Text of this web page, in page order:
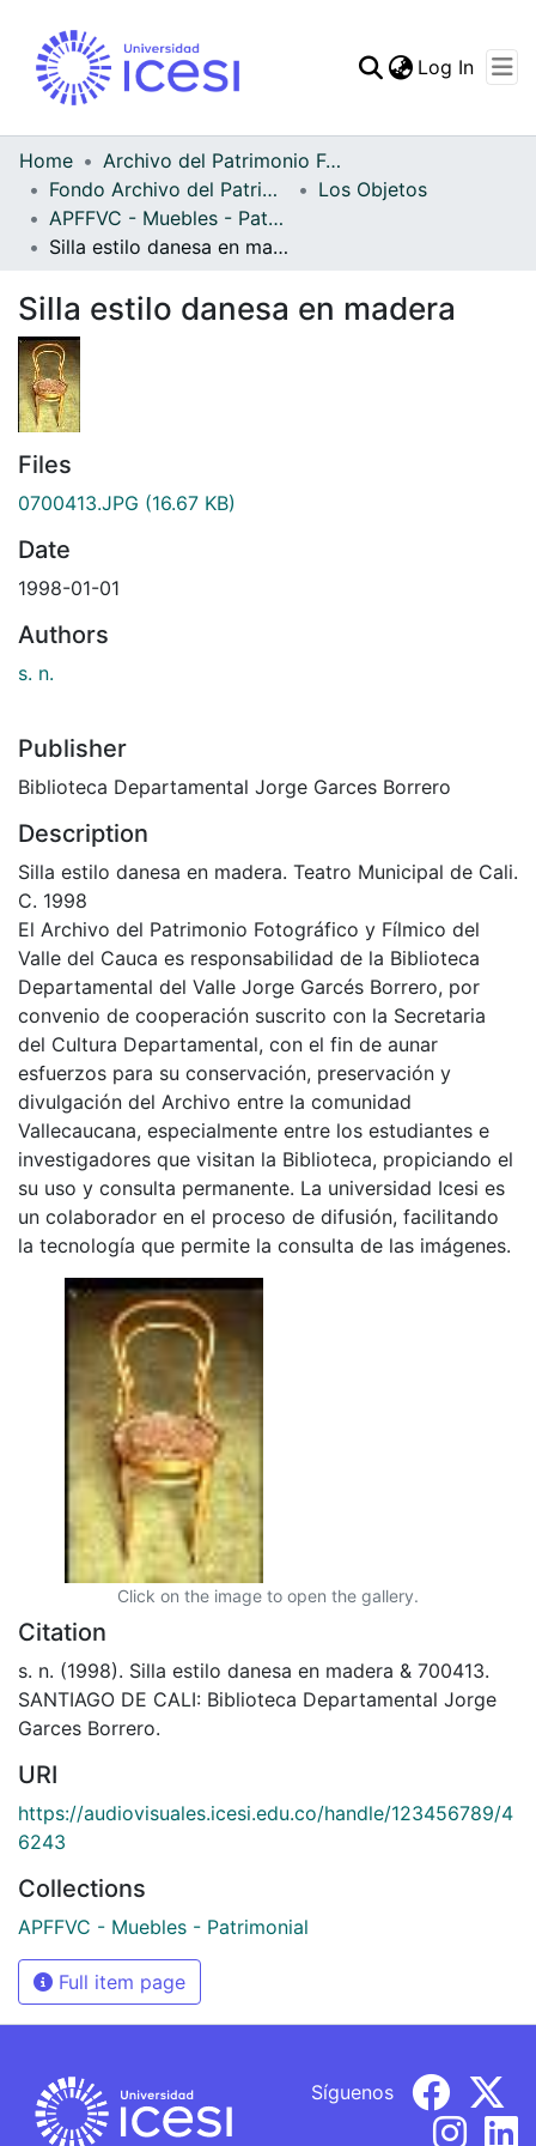
Statistics
Log In
Home
Archivo del Patrimonio Fotográfico y Fílmico del Valle del Cauca
Fondo Archivo del Patrimonio Fotográfico y Fílmico del Valle del Cauca
Los Objetos
APFFVC - Muebles - Patrimonial
Silla estilo danesa en madera
Silla estilo danesa en madera
Files
0700413.JPG (16.67 KB)
Date
1998-01-01
Authors
s. n.
Publisher
Biblioteca Departamental Jorge Garces Borrero
Description
Silla estilo danesa en madera. Teatro Municipal de Cali.
C. 1998
El Archivo del Patrimonio Fotográfico y Fílmico del
Valle del Cauca es responsabilidad de la Biblioteca
Departamental del Valle Jorge Garcés Borrero, por
convenio de cooperación suscrito con la Secretaria
del Cultura Departamental, con el fin de aunar
esfuerzos para su conservación, preservación y
divulgación del Archivo entre la comunidad
Vallecaucana, especialmente entre los estudiantes e
investigadores que visitan la Biblioteca, propiciando el
su uso y consulta permanente. La universidad Icesi es
un colaborador en el proceso de difusión, facilitando
la tecnología que permite la consulta de las imágenes.
Click on the image to open the gallery.
Citation
s. n. (1998). Silla estilo danesa en madera & 700413.
SANTIAGO DE CALI: Biblioteca Departamental Jorge
Garces Borrero.
URI
https://audiovisuales.icesi.edu.co/handle/123456789/4
6243
Collections
APFFVC - Muebles - Patrimonial
Full item page
Síguenos